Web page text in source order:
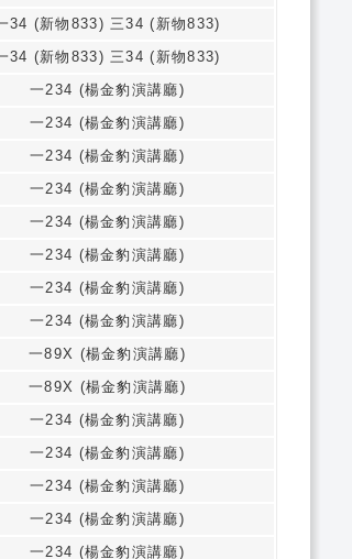
34 (新物833) 三34 (新物833)
34 (新物833) 三34 (新物833)
一234 (楊金豹演講廳)
一234 (楊金豹演講廳)
一234 (楊金豹演講廳)
一234 (楊金豹演講廳)
一234 (楊金豹演講廳)
一234 (楊金豹演講廳)
一234 (楊金豹演講廳)
一234 (楊金豹演講廳)
一89X (楊金豹演講廳)
一89X (楊金豹演講廳)
一234 (楊金豹演講廳)
一234 (楊金豹演講廳)
一234 (楊金豹演講廳)
一234 (楊金豹演講廳)
一234 (楊金豹演講廳)